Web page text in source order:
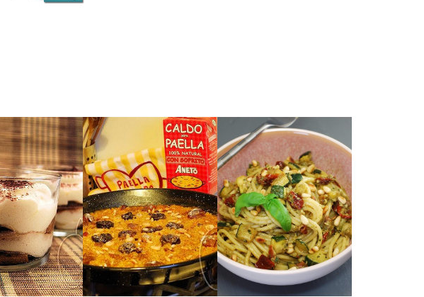
(PERO
GRAND
de un gran
italiano.
PAELLA AL
ESTILO DE UN
TAGINE
MARROQUÍ
Una idea para preparar
un arroz distinto con los
matices dulces y salados
que tanto me gustan de
la cocina norte africana.
PASTA LARGA
CON PESTO DE
CALABACÍN
Sencillamente perfecto.